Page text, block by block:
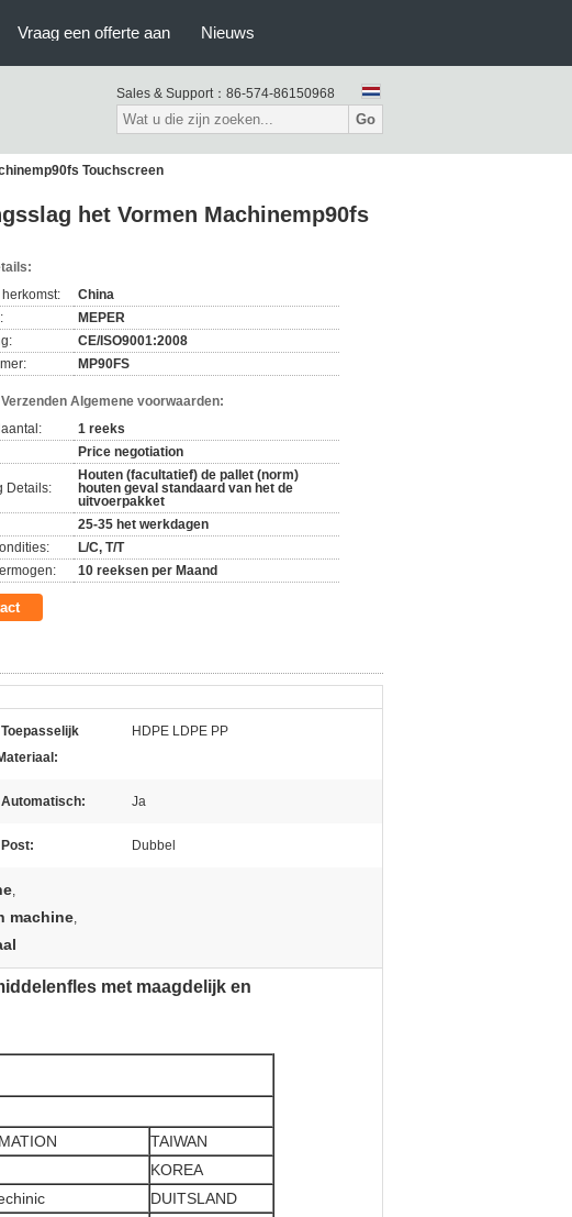
Vraag een offerte aan Nieuws
Sales & Support： 86-574-86150968
Go
Touchscreen
het Vormen Machinemp90fs
China
MEPER
CE/ISO9001:2008
MP90FS
Algemene voorwaarden:
1 reeks
Price negotiation
Details:
Houten (facultatief) de pallet (norm)
houten geval standaard van het de
uitvoerpakket
25-35 het werkdagen
L/C, T/T
10 reeksen per Maand
Toepasselijk
HDPE LDPE PP
Automatisch: Ja
Post: Dubbel
,
machine,
met maagdelijk en
TAIWAN
KOREA
DUITSLAND